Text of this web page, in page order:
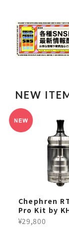
NEW
Chephren
Pro Kit by
ech
¥29,800